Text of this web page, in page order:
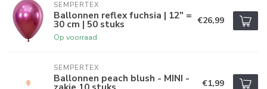
SEMPERTEX
Ballonnen reflex fuchsia | 12" =
30 cm | 50 stuks
Op voorraad
€26,99
SEMPERTEX
Ballonnen peach blush - MINI - €1,99